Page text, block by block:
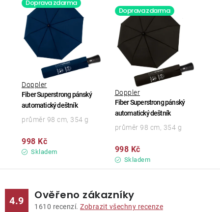
Doprava zdarma
Fiber Superstrong pánský
automatický deštník
Doppler
Skladem
998 Kč
průměr 98 cm, 354 g
Doprava zdarma
Fiber Superstrong pánský
automatický deštník
Doppler
Skladem
998 Kč
průměr 98 cm, 354 g
4.9 Ověřeno zákazníky
1610 recenzí. Zobrazit všechny recenze